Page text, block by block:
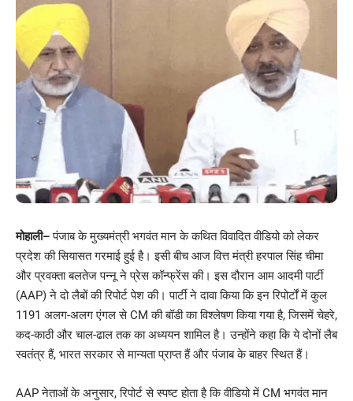
मोहाली–पंजाब के मुख्यमंत्री भगवंत मान के कथित विवादित वीडियो को लेकर
प्रदेश की सियासत गरमाई हुई है। इसी बीच आज वित्त मंत्री हरपाल सिंह चीमा
और प्रवक्ता बलतेज पन्नू ने प्रेस कॉन्फ्रेंस की। इस दौरान आम आदमी पार्टी
(AAP) ने दो लैबों की रिपोर्ट पेश की। पार्टी ने दावा किया कि इन रिपोर्टों में कुल
1191 अलग-अलग एंगल से CM की बॉडी का विश्लेषण किया गया है, जिसमें चेहरे,
कद-काठी और चाल-ढाल तक का अध्ययन शामिल है। उन्होंने कहा कि ये दोनों लैब
स्वतंत्र हैं, भारत सरकार से मान्यता प्राप्त हैं और पंजाब के बाहर स्थित हैं।
AAP नेताओं के अनुसार, रिपोर्ट से स्पष्ट होता है कि वीडियो में CM भगवंत मान